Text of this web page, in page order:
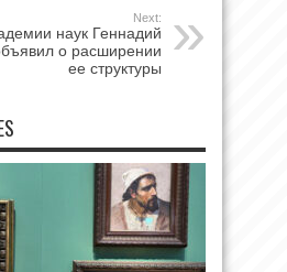
Next:
наук Геннадий
о расширении
ее структуры